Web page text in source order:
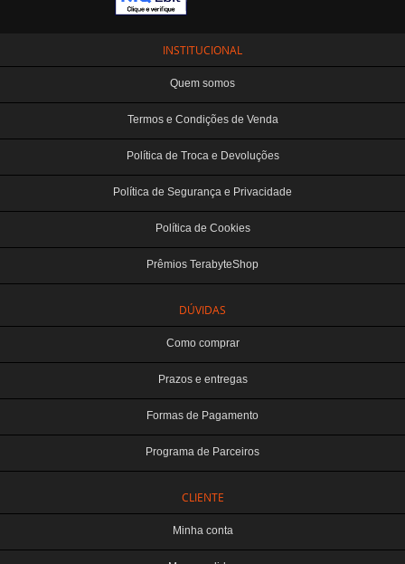
INSTITUCIONAL
Quem somos
Termos e Condições de Venda
Política de Troca e Devoluções
Política de Segurança e Privacidade
Política de Cookies
Prêmios TerabyteShop
DÚVIDAS
Como comprar
Prazos e entregas
Formas de Pagamento
Programa de Parceiros
CLIENTE
Minha conta